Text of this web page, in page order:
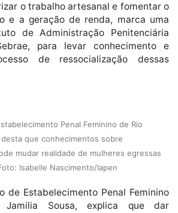
o trabalho artesanal e fomentar o
e a geração de renda, marca uma
de Administração Penitenciária
para levar conhecimento e
de ressocialização dessas
Penal Feminino de Rio
desta que conhecimentos sobre
mudar realidade de mulheres egressas
Isabelle Nascimento/Iapen
de Estabelecimento Penal Feminino
Sousa, explica que dar